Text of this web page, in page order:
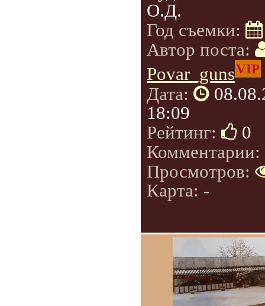
О.Д.
Год съемки:
Автор поста:
Povar_gunsVIP
Дата:
18:09
Рейтинг:
0
Комментарии:
Просмотров:
Карта: -